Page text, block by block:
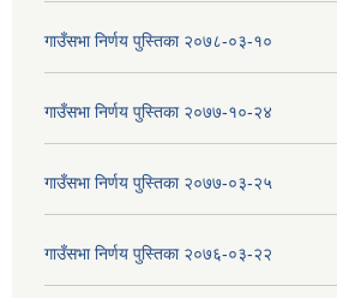
गाउँसभा निर्णय पुस्तिका २०७८-०३-१०
गाउँसभा निर्णय पुस्तिका २०७७-१०-२४
गाउँसभा निर्णय पुस्तिका २०७७-०३-२५
गाउँसभा निर्णय पुस्तिका २०७६-०३-२२